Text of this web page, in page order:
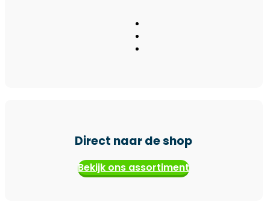
Direct naar de shop
Bekijk ons assortiment